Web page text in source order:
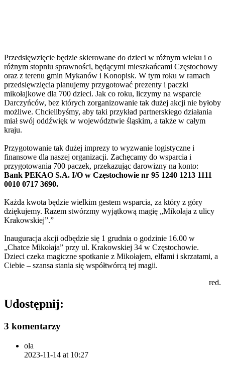
Przedsięwzięcie będzie skierowane do dzieci w różnym wieku i o
różnym stopniu sprawności, będącymi mieszkańcami Częstochowy
oraz z terenu gmin Mykanów i Konopisk. W tym roku w ramach
przedsięwzięcia planujemy przygotować prezenty i paczki
mikołajkowe dla 700 dzieci. Jak co roku, liczymy na wsparcie
Darczyńców, bez których zorganizowanie tak dużej akcji nie byłoby
możliwe. Chcielibyśmy, aby taki przykład partnerskiego działania
miał swój oddźwięk w województwie śląskim, a także w całym
kraju.
Przygotowanie tak dużej imprezy to wyzwanie logistyczne i
finansowe dla naszej organizacji. Zachęcamy do wsparcia i
przygotowania 700 paczek, przekazując darowizny na konto:
Bank PEKAO S.A. I/O w Częstochowie nr 95 1240 1213 1111
0010 0717 3690.
Każda kwota będzie wielkim gestem wsparcia, za który z góry
dziękujemy. Razem stwórzmy wyjątkową magię „Mikołaja z ulicy
Krakowskiej”.”
Inauguracja akcji odbędzie się 1 grudnia o godzinie 16.00 w
„Chatce Mikołaja” przy ul. Krakowskiej 34 w Częstochowie.
Dzieci czeka magiczne spotkanie z Mikołajem, elfami i skrzatami, a
Ciebie – szansa stania się współtwórcą tej magii.
red.
Udostępnij:
3 komentarzy
ola
2023-11-14 at 10:27